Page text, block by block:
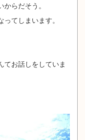
らだそう。
てしまいます。
てお話しをしていま